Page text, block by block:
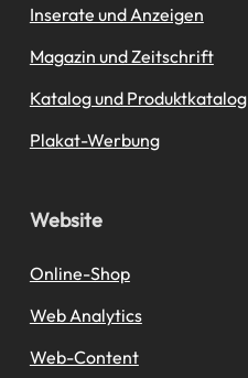
Inserate und Anzeigen
Magazin und Zeitschrift
Katalog und Produktkatalog
Plakat-Werbung
Website
Online-Shop
Web Analytics
Web-Content